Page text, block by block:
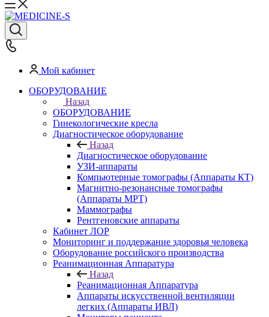
Мой кабинет
ОБОРУДОВАНИЕ
Назад
ОБОРУДОВАНИЕ
Гинекологические кресла
Диагностическое оборудование
Назад
Диагностическое оборудование
УЗИ-аппараты
Компьютерные томографы (Аппараты КТ)
Магнитно-резонансные томографы
(Аппараты МРТ)
Маммографы
Рентгеновские аппараты
Кабинет ЛОР
Мониторинг и поддержание здоровья человека
Оборудование российского производства
Реанимационная Аппаратура
Назад
Реанимационная Аппаратура
Аппараты искусственной вентиляции
легких (Аппараты ИВЛ)